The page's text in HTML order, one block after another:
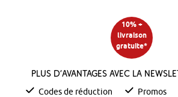
10% +
livraison
gratuite*
Plus d’avantages avec la
Codes de réduction Promos